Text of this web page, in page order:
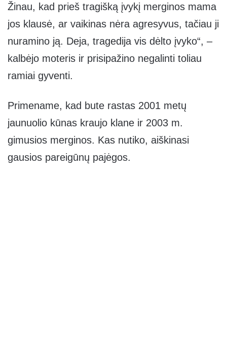
Žinau, kad prieš tragišką įvykį merginos mama
jos klausė, ar vaikinas nėra agresyvus, tačiau ji
nuramino ją. Deja, tragedija vis dėlto įvyko“, –
kalbėjo moteris ir prisipažino negalinti toliau
ramiai gyventi.
Primename, kad bute rastas 2001 metų
jaunuolio kūnas kraujo klane ir 2003 m.
gimusios merginos. Kas nutiko, aiškinasi
gausios pareigūnų pajėgos.